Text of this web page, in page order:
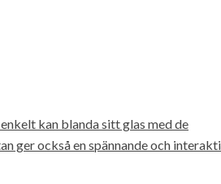
kan blanda sitt glas med de
ger också en spännande och